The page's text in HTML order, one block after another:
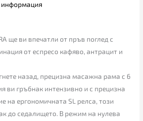
информация
ще ви впечатли от пръв поглед с
от еспресо кафяво, антрацит и
назад, прецизна масажна рама с 6
ви гръбнак интензивно и с прецизна
на ергономичната SL релса, този
до седалището. В режим на нулева